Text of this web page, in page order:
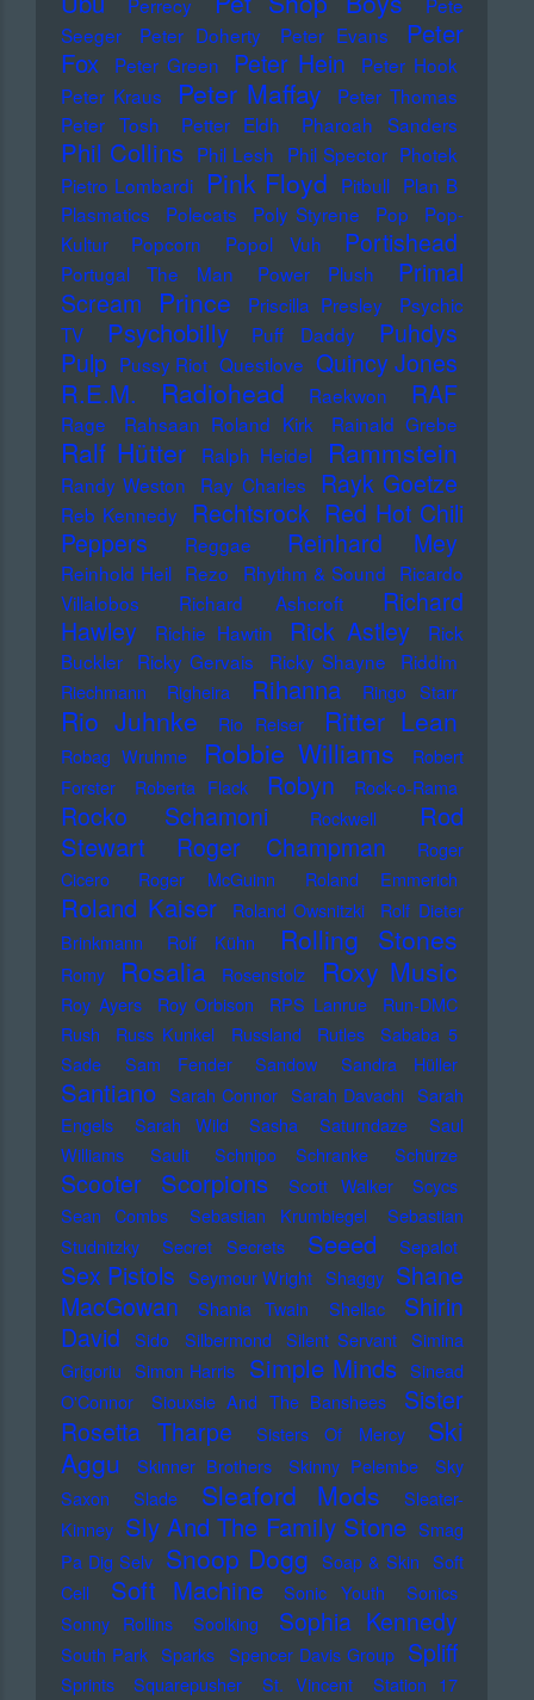
Perrecy
Pete
Seeger
Peter Doherty Peter Evans
Peter
Fox
Peter Green Peter Hein
Peter Hook
Peter Kraus
Peter Maffay
Peter Thomas
Peter Tosh
Petter Eldh Pharoah Sanders
Phil Collins Phil Lesh Phil Spector Photek
Pietro Lombardi
Pink Floyd Pitbull Plan B
Plasmatics
Polecats Poly Styrene Pop
Pop-
Kultur
Popcorn Popol Vuh Portishead
Portugal The Man Power Plush
Primal
Scream
Prince Priscilla Presley
Psychic
TV
Psychobilly Puff Daddy
Puhdys
Pulp Pussy Riot Questlove Quincy Jones
R.E.M. Radiohead Raekwon RAF
Rage Rahsaan Roland Kirk Rainald Grebe
Ralf Hütter Ralph Heidel Rammstein
Randy Weston Ray Charles Rayk Goetze
Reb Kennedy Rechtsrock Red Hot Chili
Peppers
Reggae Reinhard Mey
Reinhold Heil Rezo Rhythm & Sound Ricardo
Villalobos
Richard Ashcroft
Richard
Hawley
Richie Hawtin Rick Astley
Rick
Buckler
Ricky Gervais Ricky Shayne Riddim
Riechmann Righeira Rihanna Ringo Starr
Rio Juhnke Rio Reiser Ritter Lean
Robag Wruhme Robbie Williams
Robert
Forster
Roberta Flack Robyn Rock-o-Rama
Rocko Schamoni Rockwell
Rod
Stewart
Roger Champman
Roger
Cicero
Roger McGuinn Roland Emmerich
Roland Kaiser Roland Owsnitzki
Rolf Dieter
Brinkmann
Rolf Kühn Rolling Stones
Romy Rosalia Rosenstolz Roxy Music
Roy Ayers Roy Orbison RPS Lanrue
Run-DMC
Rush
Russ Kunkel Russland Rutles
Sababa 5
Sade
Sam Fender Sandow Sandra Hüller
Santiano Sarah Connor Sarah Davachi Sarah
Engels
Sarah Wild Sasha Saturndaze
Saul
Williams
Sault Schnipo Schranke Schürze
Scooter Scorpions Scott Walker
Scycs
Sean Combs
Sebastian Krumbiegel
Sebastian
Studnitzky
Secret Secrets Seeed Sepalot
Sex Pistols Seymour Wright Shaggy Shane
MacGowan
Shania Twain Shellac
Shirin
David
Sido Silbermond Silent Servant Simina
Grigoriu Simon Harris Simple Minds Sinead
O'Connor
Siouxsie And The Banshees
Sister
Rosetta Tharpe
Sisters Of Mercy
Ski
Aggu
Skinner Brothers Skinny Pelembe
Sky
Saxon
Slade Sleaford Mods
Sleater-
Kinney Sly And The Family Stone Smag
Pa Dig Selv Snoop Dogg Soap & Skin Soft
Cell
Soft Machine Sonic Youth
Sonics
Sonny Rollins
Soolking Sophia Kennedy
South Park Sparks Spencer Davis Group Spliff
Sprints Squarepusher St. Vincent
Station 17